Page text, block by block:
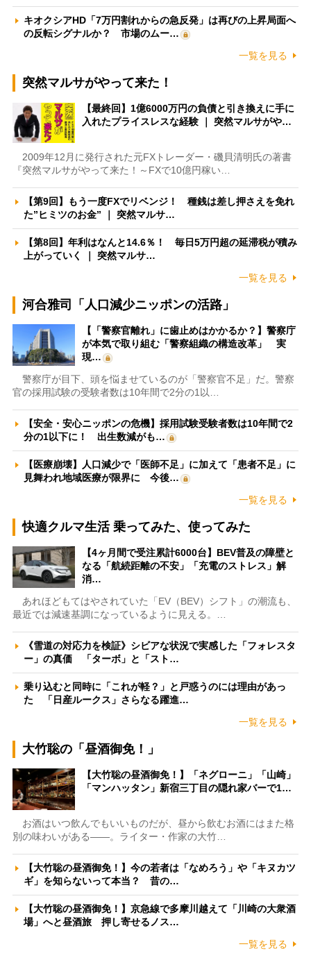
キオクシアHD「7万円割れからの急反発」は再びの上昇局面へ
の反転シグナルか？ 市場のムー…
一覧を見る
突然マルサがやって来た！
【最終回】1億6000万円の負債と引き換えに手に
入れたプライスレスな経験 ｜ 突然マルサがや…
2009年12月に発行された元FXトレーダー・磯貝清明氏の著書
『突然マルサがやって来た！～FXで10億円稼い…
【第9回】もう一度FXでリベンジ！ 種銭は差し押さえを免れ
た”ヒミツのお金” ｜ 突然マルサ…
【第8回】年利はなんと14.6％！ 毎日5万円超の延滞税が積み
上がっていく ｜ 突然マルサ…
一覧を見る
河合雅司「人口減少ニッポンの活路」
【「警察官離れ」に歯止めはかかるか？】警察庁
が本気で取り組む「警察組織の構造改革」 実
現…
警察庁が目下、頭を悩ませているのが「警察官不足」だ。警察
官の採用試験の受験者数は10年間で2分の1以…
【安全・安心ニッポンの危機】採用試験受験者数は10年間で2
分の1以下に！ 出生数減がも…
【医療崩壊】人口減少で「医師不足」に加えて「患者不足」に
見舞われ地域医療が限界に 今後…
一覧を見る
快適クルマ生活 乗ってみた、使ってみた
【4ヶ月間で受注累計6000台】BEV普及の障壁と
なる「航続距離の不安」「充電のストレス」解
消…
あれほどもてはやされていた「EV（BEV）シフト」の潮流も、
最近では減速基調になっているように見える。…
《雪道の対応力を検証》シビアな状況で実感した「フォレスタ
ー」の真価 「ターボ」と「スト…
乗り込むと同時に「これが軽？」と戸惑うのには理由があっ
た 「日産ルークス」さらなる躍進…
一覧を見る
大竹聡の「昼酒御免！」
【大竹聡の昼酒御免！】「ネグローニ」「山崎」
「マンハッタン」新宿三丁目の隠れ家バーで1…
お酒はいつ飲んでもいいものだが、昼から飲むお酒にはまた格
別の味わいがある――。ライター・作家の大竹…
【大竹聡の昼酒御免！】今の若者は「なめろう」や「キヌカツ
ギ」を知らないって本当？ 昔の…
【大竹聡の昼酒御免！】京急線で多摩川越えて「川崎の大衆酒
場」へと昼酒旅 押し寄せるノス…
一覧を見る